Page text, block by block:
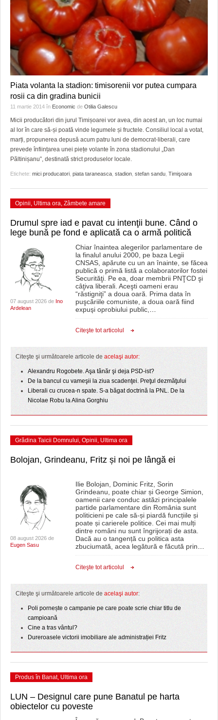
Piata volanta la stadion: timisorenii vor putea cumpara
rosii ca din gradina bunicii
11 martie 2014 în Economic de Otilia Galescu
Micii producători din jurul Timișoarei vor avea, din acest an, un loc numai
al lor în care să-și poată vinde legumele și fructele. Consiliul local a votat,
marți, propunerea depusă acum patru luni de democrat-liberali, care
prevede înființarea unei piețe volante în zona stadionului „Dan
Păltinișanu”, destinată strict produselor locale.
Etichete: mici producatori piata taraneasca stadion stefan sandu Timişoara
Opinii, Ultima ora, Zâmbete amare
Drumul spre iad e pavat cu intenţii bune. Când o
lege bună pe fond e aplicată ca o armă politică
07 august 2026 de Ino
Ardelean
Chiar înaintea alegerilor parlamentare de
la finalul anului 2000, pe baza Legii
CNSAS, apărute cu un an înainte, se făcea
publică o primă listă a colaboratorilor fostei
Securităţi. Pe ea, doar membrii PNŢCD şi
câţiva liberali. Aceşti oameni erau
“răstigniţi” a doua oară. Prima data în
puşcăriile comuniste, a doua oară fiind
expuşi oprobiului public,…
Citeşte tot articolul
Citeşte şi următoarele articole de acelaşi autor:
Alexandru Rogobete. Aşa tânăr şi deja PSD-ist?
De la bancul cu vameşii la ziua scadenţei. Preţul dezmăţului
Liberali cu crucea-n spate. S-a băgat doctrină la PNL. De la
Nicolae Robu la Alina Gorghiu
Grădina Taicii Domnului, Opinii, Ultima ora
Bolojan, Grindeanu, Fritz și noi pe lângă ei
08 august 2026 de
Eugen Sasu
Ilie Bolojan, Dominic Fritz, Sorin
Grindeanu, poate chiar și George Simion,
oamenii care conduc astăzi principalele
partide parlamentare din România sunt
politicieni pe cale să-și piardă funcțiile și
poate și carierele politice. Cei mai mulți
dintre români nu sunt îngrijorați de asta.
Dacă au o tangență cu politica asta
zbuciumată, acea legătură e făcută prin…
Citeşte tot articolul
Citeşte şi următoarele articole de acelaşi autor:
Poli pornește o campanie pe care poate scrie chiar titlu de
campioană
Cine a tras vântul?
Dureroasele victorii imobiliare ale administrației Fritz
Produs în Banat, Ultima ora
LUN – Designul care pune Banatul pe harta
obiectelor cu poveste